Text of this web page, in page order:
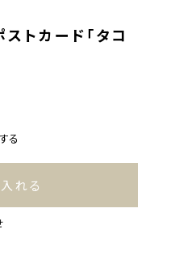
トカード「タコ
る
れる